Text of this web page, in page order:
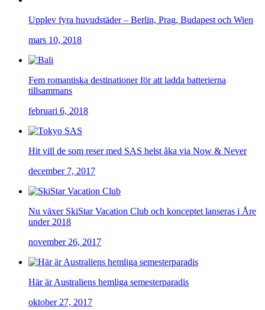
Upplev fyra huvudstäder – Berlin, Prag, Budapest och Wien
mars 10, 2018
Fem romantiska destinationer för att ladda batterierna
tillsammans
februari 6, 2018
Hit vill de som reser med SAS helst åka via Now & Never
december 7, 2017
Nu växer SkiStar Vacation Club och konceptet lanseras i Åre
under 2018
november 26, 2017
Här är Australiens hemliga semesterparadis
oktober 27, 2017